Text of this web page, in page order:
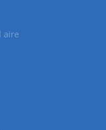
aire